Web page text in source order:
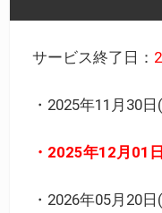
サービス終了日：
・2025年11月30
・2025年12月01
・2026年05月20